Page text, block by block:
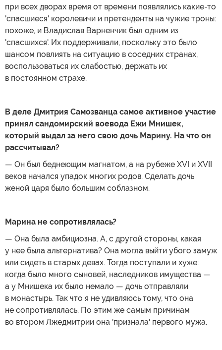
при всех дворах время от времени появлялись какие-то
'спасшиеся' королевичи и претенденты на чужие троны:
похоже, и Владислав Варненчик был одним из
'спасшихся'. Их поддерживали, поскольку это было
шансом повлиять на ситуацию в соседних странах,
воспользоваться их слабостью, держать их
в постоянном страхе.
В деле Дмитрия Самозванца самое активное участие
принял сандомирский воевода Ежи Мнишек,
который выдал за него свою дочь Марину. На что он
рассчитывал?
— Он был беднеющим магнатом, а на рубеже XVI и XVII
веков начался упадок многих родов. Сделать дочь
женой царя было большим соблазном.
Марина не сопротивлялась?
— Она была амбициозна. А, с другой стороны, какая
у нее была альтернатива? Она могла выйти убого замуж
или сидеть в старых девах. Тогда поступали и хуже:
когда было много сыновей, наследников имущества —
а у Мнишека их было немало — дочь отправляли
в монастырь. Так что я не удивляюсь тому, что она
не сопротивлялась. По этим же самым причинам
во втором Лжедмитрии она 'признала' первого мужа.